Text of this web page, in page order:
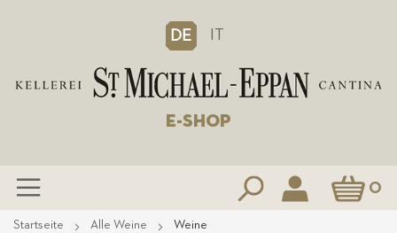
DE IT
E-SHOP
Mein 0
Zum
Startseite Alle Weine Weine